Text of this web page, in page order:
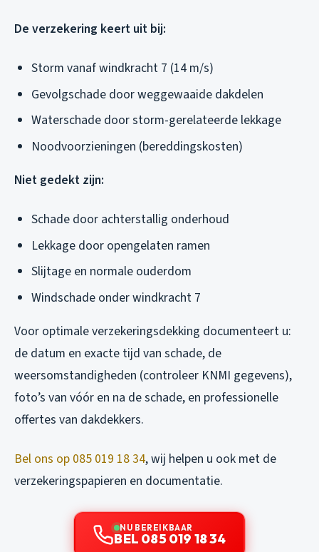
De verzekering keert uit bij:
Storm vanaf windkracht 7 (14 m/s)
Gevolgschade door weggewaaide dakdelen
Waterschade door storm-gerelateerde lekkage
Noodvoorzieningen (bereddingskosten)
Niet gedekt zijn:
Schade door achterstallig onderhoud
Lekkage door opengelaten ramen
Slijtage en normale ouderdom
Windschade onder windkracht 7
Voor optimale verzekeringsdekking documenteert u:
de datum en exacte tijd van schade, de
weersomstandigheden (controleer KNMI gegevens),
foto’s van vóór en na de schade, en professionelle
offertes van dakdekkers.
Bel ons op 085 019 18 34, wij helpen u ook met de
verzekeringspapieren en documentatie.
NU BEREIKBAAR
BEL 085 019 18 34